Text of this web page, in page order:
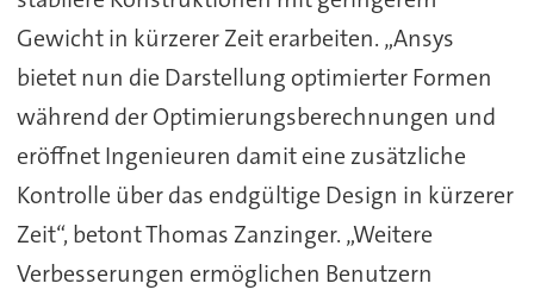
Gewicht in kürzerer Zeit erarbeiten. „Ansys
bietet nun die Darstellung optimierter Formen
während der Optimierungsberechnungen und
eröffnet Ingenieuren damit eine zusätzliche
Kontrolle über das endgültige Design in kürzerer
Zeit“, betont Thomas Zanzinger. „Weitere
Verbesserungen ermöglichen Benutzern